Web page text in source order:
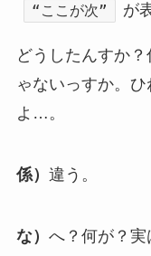
“ここが次” が
どうしたんすか
ゃないっすか。
よ…。
係） 違う。
な） へ？何が？実